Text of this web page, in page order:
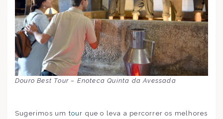
Douro Best Tour – Enoteca Quinta da Avessada
Sugerimos um tour que o leva a percorrer os melhores